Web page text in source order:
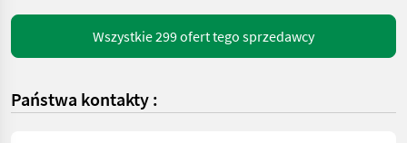
Wszystkie 299 ofert tego sprzedawcy
Państwa kontakty :